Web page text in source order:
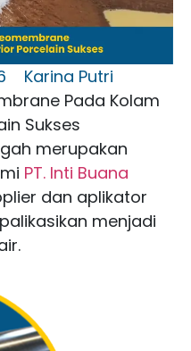
Karina Putri
Pada Kolam
Sukses
merupakan
PT. Inti Buana
dan aplikator
menjadi